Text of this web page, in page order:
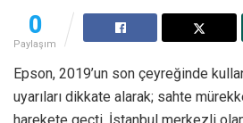
0
Paylaşım
Epson, 2019’un son çeyreğinde
uyarıları dikkate alarak; sahte